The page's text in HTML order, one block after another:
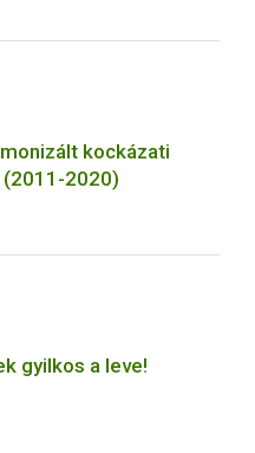
kockázati
2020)
gyilkos a leve!